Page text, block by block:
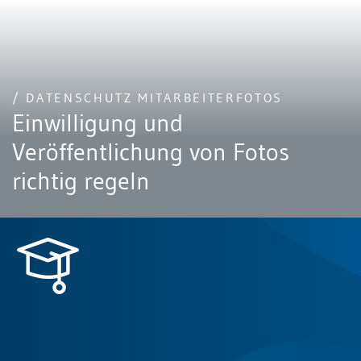
/ DATENSCHUTZ MITARBEITERFOTOS
Einwilligung und
Veröffentlichung von Fotos
richtig regeln